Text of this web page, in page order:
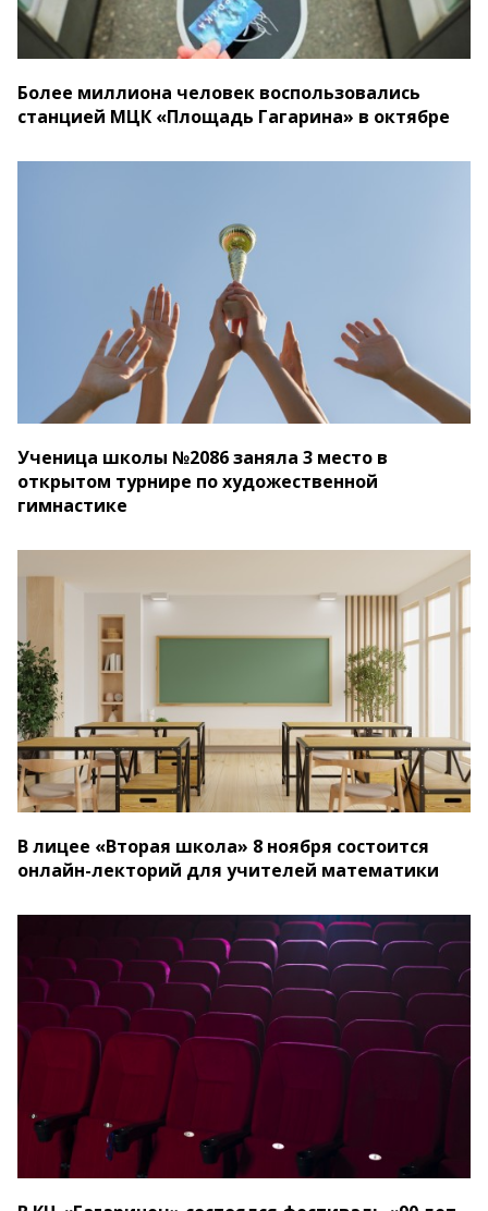
Более миллиона человек воспользовались
станцией МЦК «Площадь Гагарина» в октябре
Ученица школы №2086 заняла 3 место в
открытом турнире по художественной
гимнастике
В лицее «Вторая школа» 8 ноября состоится
онлайн-лекторий для учителей математики